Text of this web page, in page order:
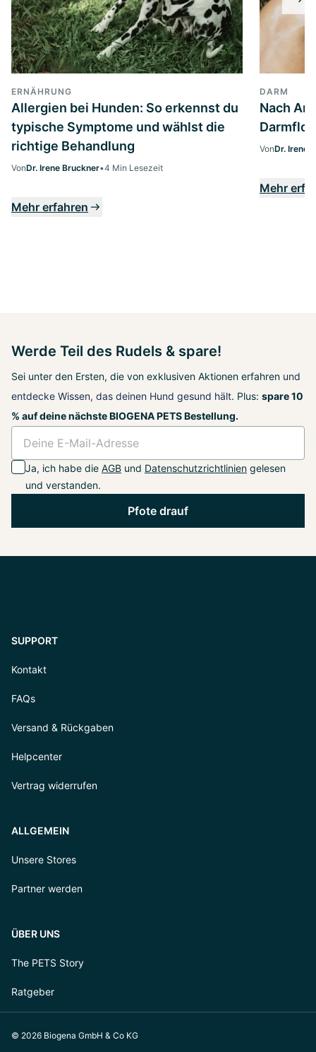
ERNÄHRUNG
Allergien bei Hunden: So erkennst du
typische Symptome und wählst die
richtige Behandlung
VonDr. Irene Bruckner•4 Min Lesezeit
Mehr erfahren
DARM
Nach
VonDr. Irene
Mehr
Werde Teil des Rudels & spare!
Sei unter den Ersten, die von exklusiven Aktionen erfahren und
entdecke Wissen, das deinen Hund gesund hält. Plus: spare 10
% auf deine nächste BIOGENA PETS Bestellung.
Ja, ich habe die AGB und Datenschutzrichtlinien gelesen
und verstanden.
Pfote drauf
SUPPORT
Kontakt
FAQs
Versand & Rückgaben
Helpcenter
Vertrag widerrufen
ALLGEMEIN
Unsere Stores
Partner werden
ÜBER UNS
The PETS Story
Ratgeber
© 2026 Biogena GmbH & Co KG